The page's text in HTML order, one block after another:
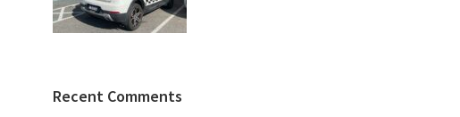
Recent Comments